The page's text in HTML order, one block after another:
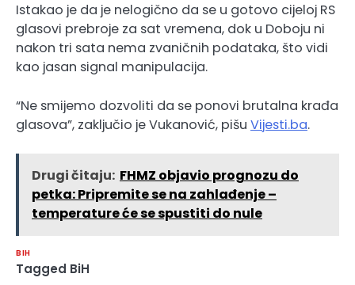
Istakao je da je nelogično da se u gotovo cijeloj RS
glasovi prebroje za sat vremena, dok u Doboju ni
nakon tri sata nema zvaničnih podataka, što vidi
kao jasan signal manipulacija.
“Ne smijemo dozvoliti da se ponovi brutalna krađa
glasova”, zaključio je Vukanović, pišu Vijesti.ba.
Drugi čitaju: FHMZ objavio prognozu do
petka: Pripremite se na zahlađenje –
temperature će se spustiti do nule
BIH
Tagged BiH